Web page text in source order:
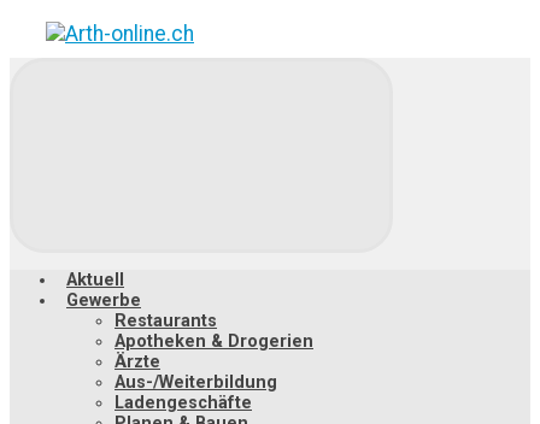
Zum
Hauptinhalt
Aktuell
Gewerbe
Restaurants
Apotheken & Drogerien
Ärzte
Aus-/Weiterbildung
Ladengeschäfte